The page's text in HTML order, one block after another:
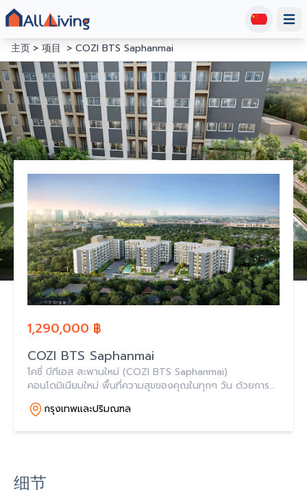
主页
项目 COZI BTS Saphanmai
1,290,000 ฿
COZI BTS Saphanmai
โคซี่ บีทีเอส สะพานใหม่ (COZI BTS Saphanmai)
คอนโดมิเนียมใหม่ พื้นที่ความสุขของคุณในทุกๆ วัน ด้วยการ
ออกแบบที่ใส่ใจในทุกรายละเอียด ฟังก์ชันการใช้งานที่ครบ
กรุงเทพและปริมณฑล
细节